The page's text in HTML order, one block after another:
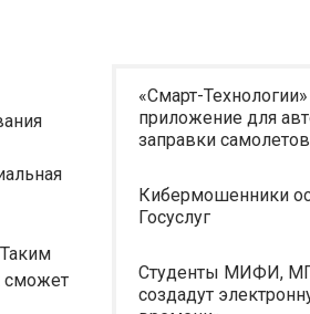
сможет
«Смарт-
приложение для
заправки
Кибермошенники
Госуслуг
Студенты МИФИ,
создадут